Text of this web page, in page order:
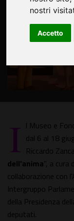
nostri
Accetto
I l Museo e
dal 6 al 18
Riccardo
dell'anima", a cura
collaborazione con
Intergruppo
della Presidenza
deputati.